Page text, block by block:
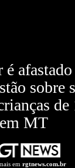
é
sobre
de
em MT
em rgtnews.com.br